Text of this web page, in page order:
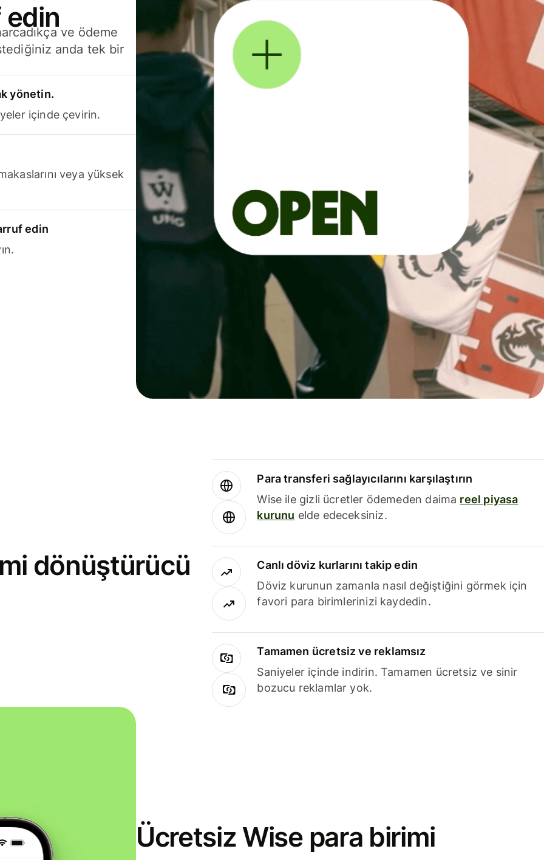
edinve ödeme
anda tek bir
yönetin.
içinde çevirin.
veya yüksek
edin
dönüştürücü
Para transferi sağlayıcılarını karşılaştırın
Wise ile gizli ücretler ödemeden daima reel piyasa
kurunu elde edeceksiniz.
Canlı döviz kurlarını takip edin
Döviz kurunun zamanla nasıl değiştiğini görmek için
favori para birimlerinizi kaydedin.
Tamamen ücretsiz ve reklamsız
Saniyeler içinde indirin. Tamamen ücretsiz ve sinir
bozucu reklamlar yok.
Ücretsiz Wise para birimi